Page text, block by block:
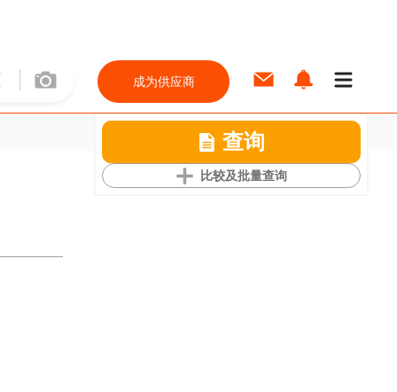
成为供应商
查询
比较及批量查询